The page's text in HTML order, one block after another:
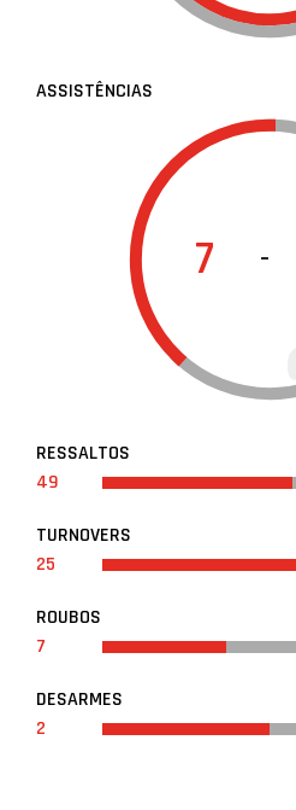
ASSISTÊNCIAS
7 -
RESSALTOS
49
TURNOVERS
25
ROUBOS
7
DESARMES
2